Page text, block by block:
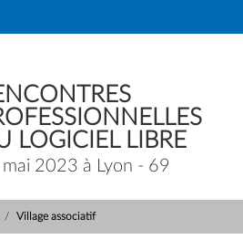
LOGICIEL LIBRE
2023 à Lyon - 69
Village associatif